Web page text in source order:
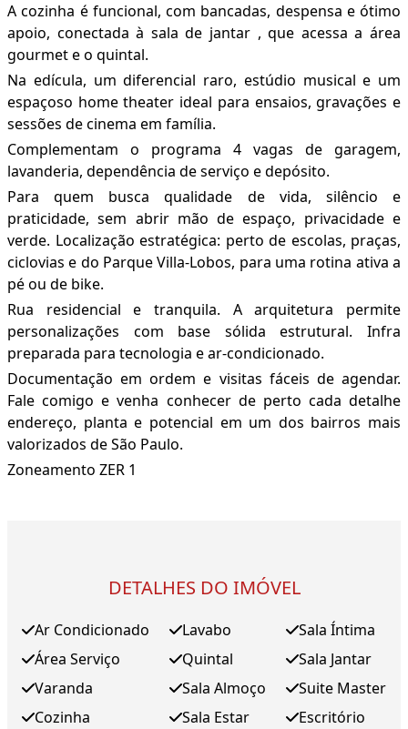
A cozinha é funcional, com bancadas, despensa e ótimo
apoio, conectada à sala de jantar , que acessa a área
gourmet e o quintal.
Na edícula, um diferencial raro, estúdio musical e um
espaçoso home theater ideal para ensaios, gravações e
sessões de cinema em família.
Complementam o programa 4 vagas de garagem,
lavanderia, dependência de serviço e depósito.
Para quem busca qualidade de vida, silêncio e
praticidade, sem abrir mão de espaço, privacidade e
verde. Localização estratégica: perto de escolas, praças,
ciclovias e do Parque Villa-Lobos, para uma rotina ativa a
pé ou de bike.
Rua residencial e tranquila. A arquitetura permite
personalizações com base sólida estrutural. Infra
preparada para tecnologia e ar-condicionado.
Documentação em ordem e visitas fáceis de agendar.
Fale comigo e venha conhecer de perto cada detalhe
endereço, planta e potencial em um dos bairros mais
valorizados de São Paulo.
Zoneamento ZER 1
DETALHES DO IMÓVEL
Ar Condicionado
Área Serviço
Varanda
Cozinha
Lavabo
Quintal
Sala Almoço
Sala Estar
Sala Íntima
Sala Jantar
Suite Master
Escritório